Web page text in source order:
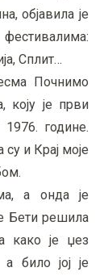
објавила је
Сплит…
Почнимо
коју је први
године.
и Крај моје
а онда је
Бети решила
како је џез
било јој је